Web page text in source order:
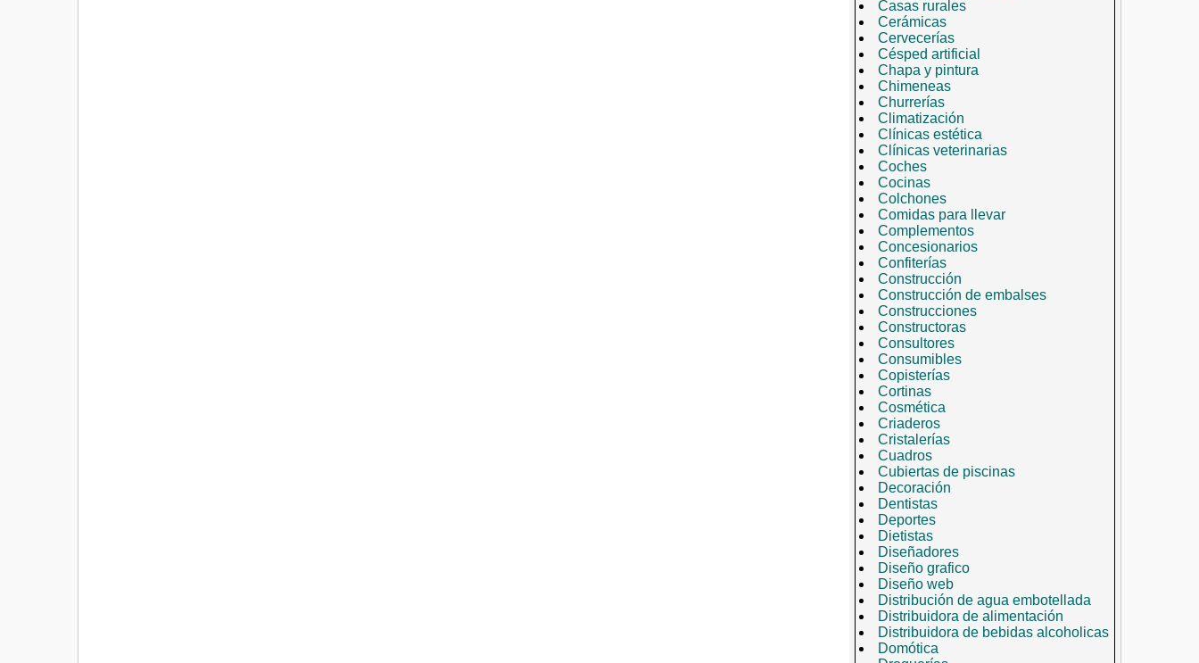
Casas rurales
Cerámicas
Cervecerías
Césped artificial
Chapa y pintura
Chimeneas
Churrerías
Climatización
Clínicas estética
Clínicas veterinarias
Coches
Cocinas
Colchones
Comidas para llevar
Complementos
Concesionarios
Confiterías
Construcción
Construcción de embalses
Construcciones
Constructoras
Consultores
Consumibles
Copisterías
Cortinas
Cosmética
Criaderos
Cristalerías
Cuadros
Cubiertas de piscinas
Decoración
Dentistas
Deportes
Dietistas
Diseñadores
Diseño grafico
Diseño web
Distribución de agua embotellada
Distribuidora de alimentación
Distribuidora de bebidas alcoholicas
Domótica